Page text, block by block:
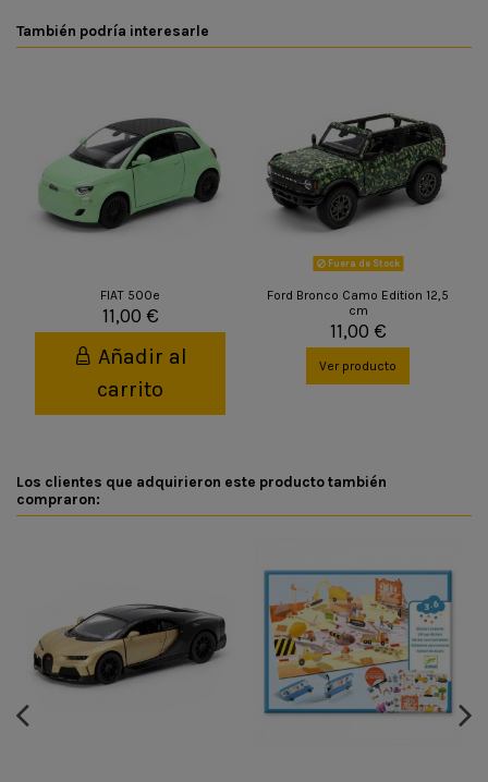
También podría interesarle
FIAT 500e
11,00 €
Añadir al
carrito
Fuera de Stock
Ford Bronco Camo Edition 12,5
cm
11,00 €
Ver producto
Los clientes que adquirieron este producto también
compraron: